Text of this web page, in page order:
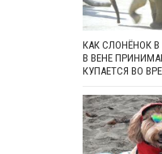
КАК СЛОНЁНОК В
В ВЕНЕ
КУПАЕТСЯ ВО